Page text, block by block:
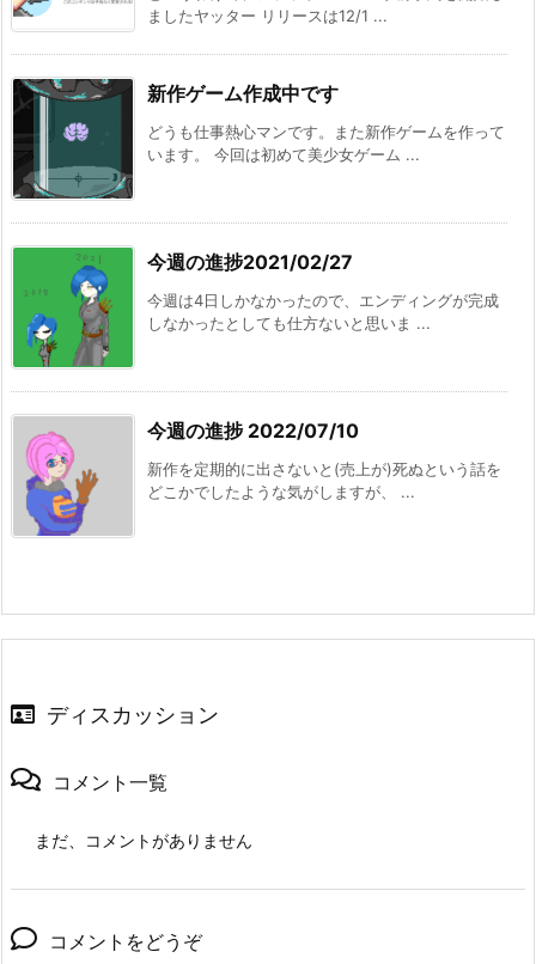
ましたヤッター リリースは12/1 ...
新作ゲーム作成中です
どうも仕事熱心マンです。また新作ゲームを作って
います。 今回は初めて美少女ゲーム ...
今週の進捗2021/02/27
今週は4日しかなかったので、エンディングが完成
しなかったとしても仕方ないと思いま ...
今週の進捗 2022/07/10
新作を定期的に出さないと(売上が)死ぬという話を
どこかでしたような気がしますが、 ...
ディスカッション
コメント一覧
まだ、コメントがありません
コメントをどうぞ